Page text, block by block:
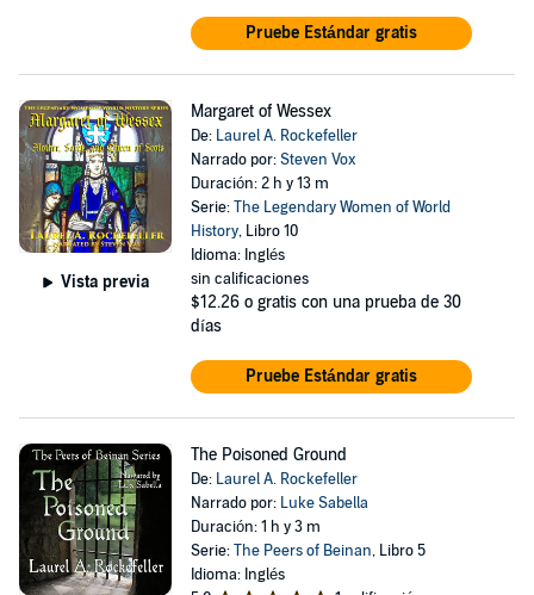
Pruebe Estándar gratis
Vista previa
Margaret of Wessex
De: Laurel A. Rockefeller
Narrado por:Steven Vox
Duración: 2 h y 13 m
Serie:The Legendary Women of World
History, Libro 10
Idioma: Inglés
sin calificaciones
$12.26 o gratis con una prueba de 30
días
Pruebe Estándar gratis
The Poisoned Ground
De: Laurel A. Rockefeller
Narrado por: Luke Sabella
Duración: 1 h y 3 m
Serie:The Peers of Beinan, Libro 5
Idioma: Inglés